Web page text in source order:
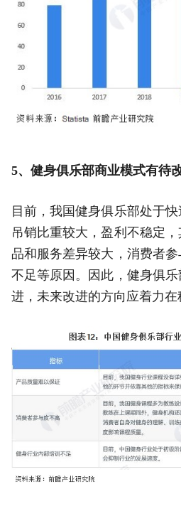
5、健身俱乐部商业模式有待
目前，我国健身俱乐部处于
吊销比重较大，盈利不稳定
品和服务差异较大，消费者
不足等原因。因此，健身俱
进，未来改进的方向应着力在